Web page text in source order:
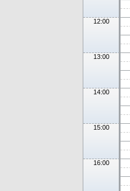
12:00
13:00
14:00
15:00
16:00